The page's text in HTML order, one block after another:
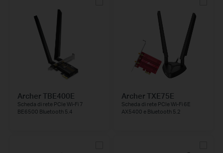
Archer TBE400E
Scheda di rete PCIe Wi-Fi 7
BE6500 Bluetooth 5.4
Archer TXE75E
Scheda di rete PCIe Wi-Fi 6E
AX5400 e Bluetooth 5.2